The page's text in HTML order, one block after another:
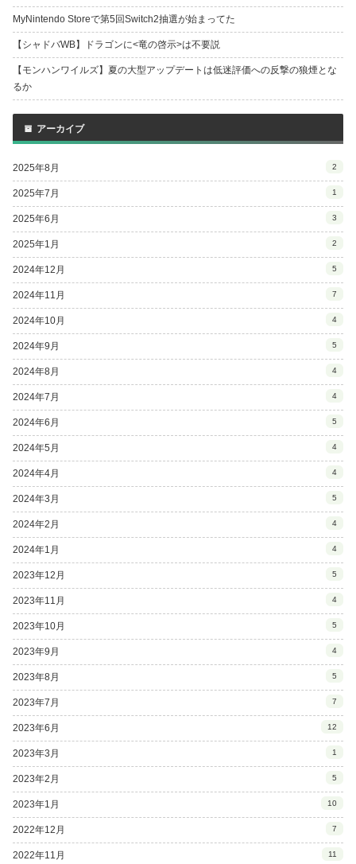
MyNintendo Storeで第5回Switch2抽選が始まってた
【シャドバWB】ドラゴンに<竜の啓示>は不要説
【モンハンワイルズ】夏の大型アップデートは低迷評価への反撃の狼煙とな
るか
アーカイブ
2025年8月 2
2025年7月 1
2025年6月 3
2025年1月 2
2024年12月 5
2024年11月 7
2024年10月 4
2024年9月 5
2024年8月 4
2024年7月 4
2024年6月 5
2024年5月 4
2024年4月 4
2024年3月 5
2024年2月 4
2024年1月 4
2023年12月 5
2023年11月 4
2023年10月 5
2023年9月 4
2023年8月 5
2023年7月 7
2023年6月 12
2023年3月 1
2023年2月 5
2023年1月 10
2022年12月 7
2022年11月 11